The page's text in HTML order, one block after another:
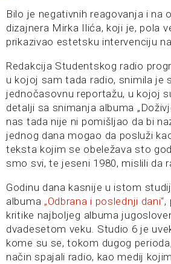
Bilo je negativnih reagovanja i na
dizajnera Mirka Ilića, koji je, pola
prikazivao estetsku intervenciju
Redakcija Studentskog radio
u kojoj sam tada radio, snimila je
jednočasovnu reportažu, u kojoj
detalji sa snimanja albuma
nas tada nije ni pomišljao da bi
jednog dana mogao da posluži
teksta kojim se obeležava sto
smo svi, te jeseni 1980, mislili da
Godinu dana kasnije u istom
albuma „Odbrana i poslednji dani“,
kritike najboljeg albuma
dvadesetom veku. Studio 6 je
kome su se, tokom dugog
način spajali radio, kao medij